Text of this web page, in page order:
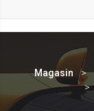
Magasin